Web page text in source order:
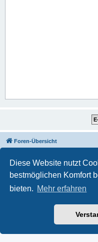
Diese Website nutzt
bestmöglichen Komfort
bieten. Mehr erfahren
Foren-Übersicht
Powered by phpBB
Deutsche
Datenschutz|